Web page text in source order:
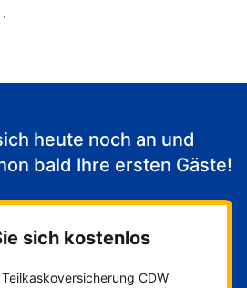
Gäste willkommen
heute noch an und
bald Ihre ersten Gäste!
sich kostenlos
CDW